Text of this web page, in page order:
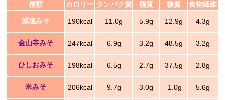
種類 カロリー タンパク質 脂質 糖質 食物繊維
減塩みそ 190kcal 11.0g 5.9g 12.9g 4.3g
金山寺みそ 247kcal 6.9g 3.2g 48.5g 3.2g
ひしおみそ 198kcal 6.5g 2.7g 37.5g 2.8g
米みそ 206kcal 9.7g 3.0g -1.0g 5.6g